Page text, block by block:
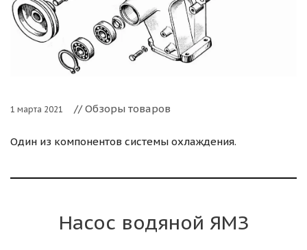
1 марта 2021 // Обзоры товаров
Один из компонентов системы охлаждения.
Насос водяной ЯМЗ